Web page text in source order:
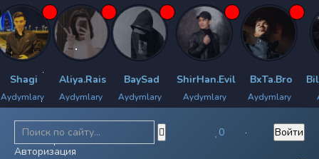
Aliya.Rais
Aydymlary
BaySad
Aydymlary
ShirHan.Evil
Aydymlary
BxTa.Bro
Aydymlary
0
Войти
Авторизация